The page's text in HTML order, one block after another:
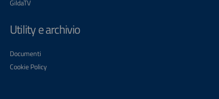
GildaTV
Utility e archivio
Documenti
Cookie Policy